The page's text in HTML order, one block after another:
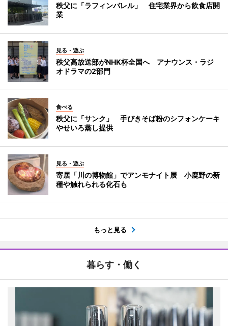
秩父に「ラフィンバレル」 住宅業界から飲食店開
業
見る・遊ぶ
秩父高放送部がNHK杯全国へ アナウンス・ラジ
オドラマの2部門
食べる
秩父に「サンク」 手びきそば粉のシフォンケーキ
やせいろ蒸し提供
見る・遊ぶ
寄居「川の博物館」でアンモナイト展 小鹿野の新
種や触れられる化石も
もっと見る
暮らす・働く